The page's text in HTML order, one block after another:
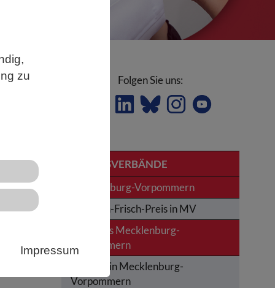
zu
Impressum
Folgen Sie uns:
LANDESVERBÄNDE
Mecklenburg-Vorpommern
Karl-von-Frisch-Preis in MV
News aus Mecklenburg-
Vorpommern
Termine in Mecklenburg-
Vorpommern